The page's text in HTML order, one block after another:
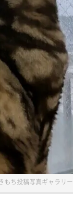
もち投稿写真ギャラリー